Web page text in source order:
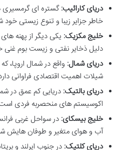
دریای کارائیب:گستره ای گرمسیری
خاطر جزایر زیبا و تنوع زیستی خود
خلیج مکزیک: یکی دیگر از پهنه
دلیل ذخایر نفتی و زیست بوم
دریای شمال: واقع در شمال اروپا،
شیلات اهمیت اقتصادی فراوانی
دریای بالتیک: دریایی کم عمق در
اکوسیستم های منحصربه فردی
خلیج بیسکای: در سواحل غربی
آب و هوای متغیر و طوفان هایش
دریای کلتیک: در جنوب ایرلند و